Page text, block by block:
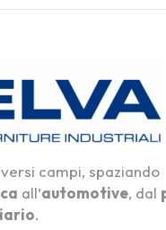
campi, spaziando
all’automotive, dal
.